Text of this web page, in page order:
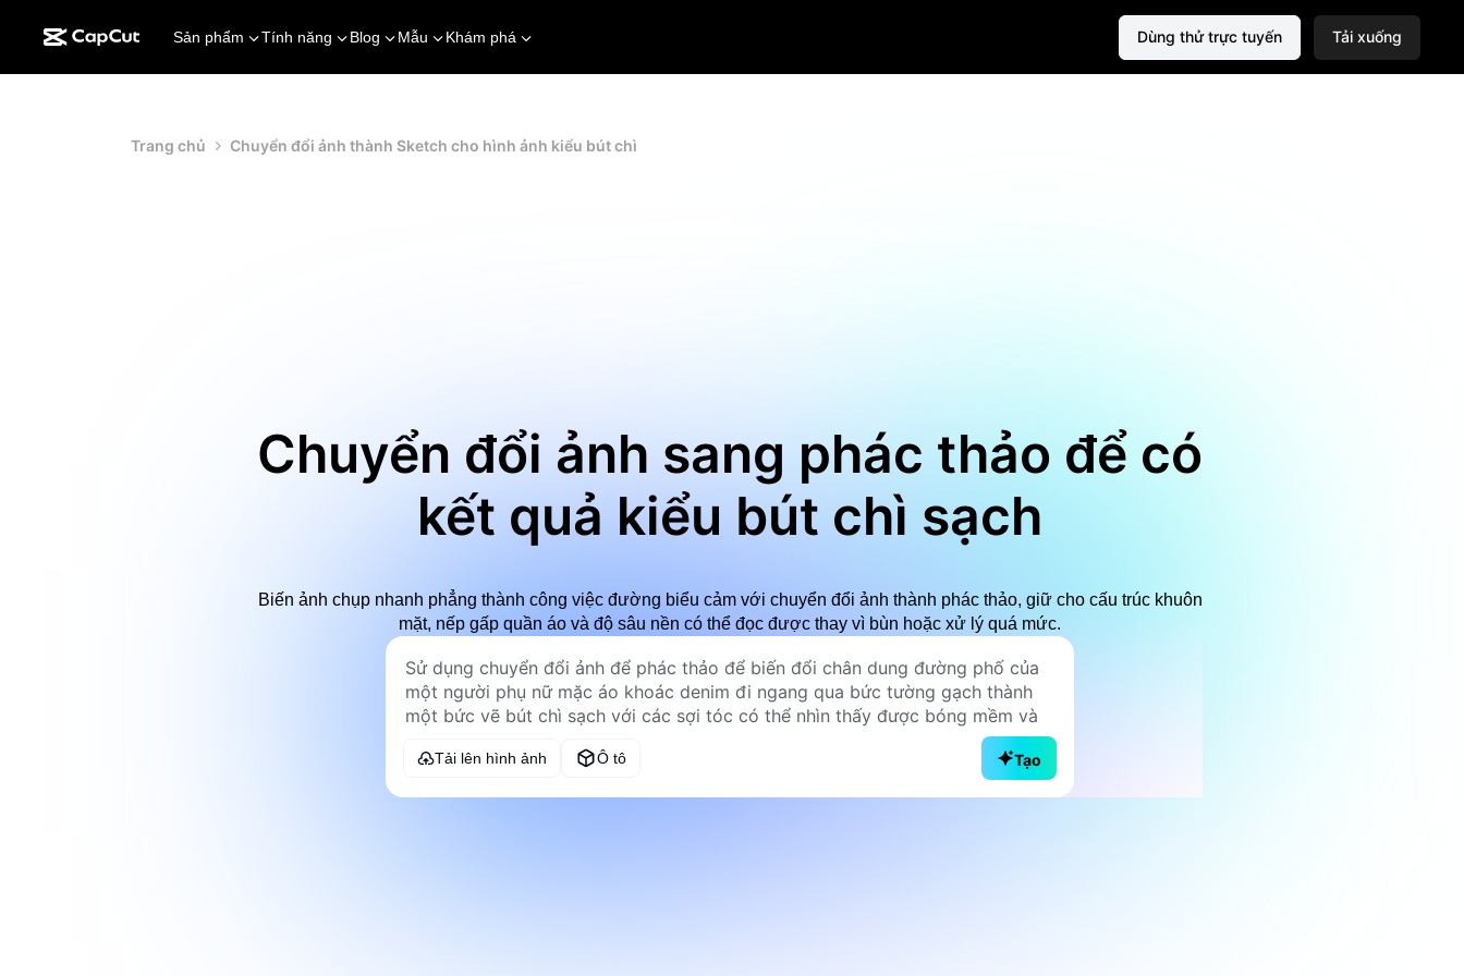
Sản phẩm Tính năng Blog Mẫu Khám phá Dùng thử trực tuyến Tải xuống
Trang chủ Chuyển đổi ảnh thành Sketch cho hình ảnh kiểu bút chì
Chuyển đổi ảnh sang phác thảo để có
kết quả kiểu bút chì sạch
Biến ảnh chụp nhanh phẳng thành công việc đường biểu cảm với chuyển đổi ảnh thành phác thảo, giữ cho cấu trúc khuôn
mặt, nếp gấp quần áo và độ sâu nền có thể đọc được thay vì bùn hoặc xử lý quá mức.
Tải lên hình ảnh Ô tô Tạo